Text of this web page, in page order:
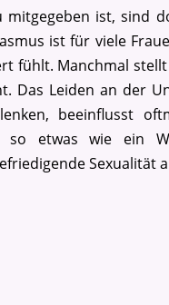
mitgegeben ist, sind
ist für viele
fühlt. Manchmal
Das Leiden an der
beeinflusst
so etwas wie ein
Sexualität